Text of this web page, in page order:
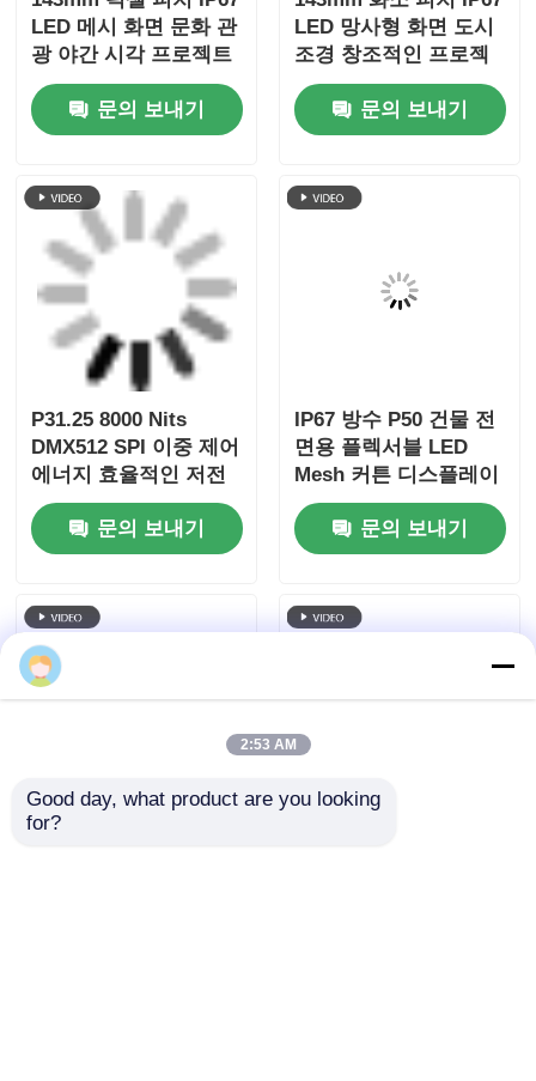
LED 메시 화면 문화 관
광 야간 시각 프로젝트
용 방수 외부 투명 디스
플레이 문의 보내기
LED 망사형 화면 도시
조경 창조적인 프로젝
트를 위한 매우 경량 옥
외 큰 전시문의 보내기
P31.25 8000 Nits
DMX512 SPI 이중 제어
에너지 효율적인 저전
력 실외 LED 메쉬 스크
린 디스플레이
문의 보내기
IP67 방수 P50 건물 전
면용 플렉서블 LED
Mesh 커튼 디스플레이
문의 보내기
2:53 AM
Good day, what product are you looking
for?